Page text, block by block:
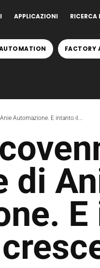
APPLICAZIONI
RICERCA
FACTORY
Automazione. E intanto il...
di